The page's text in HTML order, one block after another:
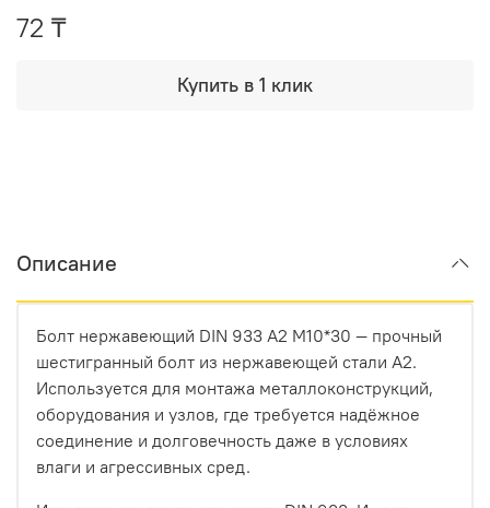
72 ₸
Купить в 1 клик
Описание
Болт нержавеющий DIN 933 А2 М10*30 — прочный
шестигранный болт из нержавеющей стали А2.
Используется для монтажа металлоконструкций,
оборудования и узлов, где требуется надёжное
соединение и долговечность даже в условиях
влаги и агрессивных сред.